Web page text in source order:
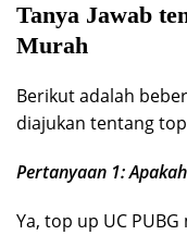
Tanya Jawab
Murah
Berikut adalah
diajukan tentang
Pertanyaan 1:
Ya, top up UC